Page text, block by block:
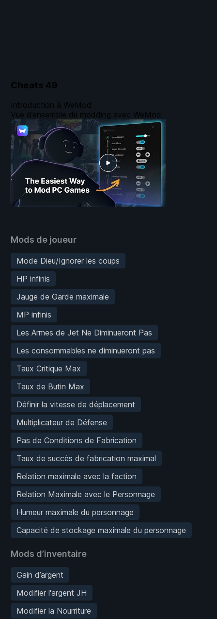
Cheats 49
Mods de joueur
Mode Dieu/Ignorer les coups
HP infinis
Jauge de Garde maximale
MP infinis
Les Armes de Jet Ne Diminueront Pas
Les consommables ne diminueront pas
Taux Critique Max
Taux de Butin Max
Définir la vitesse de déplacement
Multiplicateur de Défense
Pas de Conditions de Fabrication
Taux de succès de fabrication maximal
Relation maximale avec la faction
Relation Maximale avec le Personnage
Humeur maximale du personnage
Capacité de stockage maximale du personnage
Mods d’inventaire
Gain d’argent
Modifier l'argent JH
Modifier la Nourriture
Introduction à WeMod
Vue d’ensemble du modding avec WeMod